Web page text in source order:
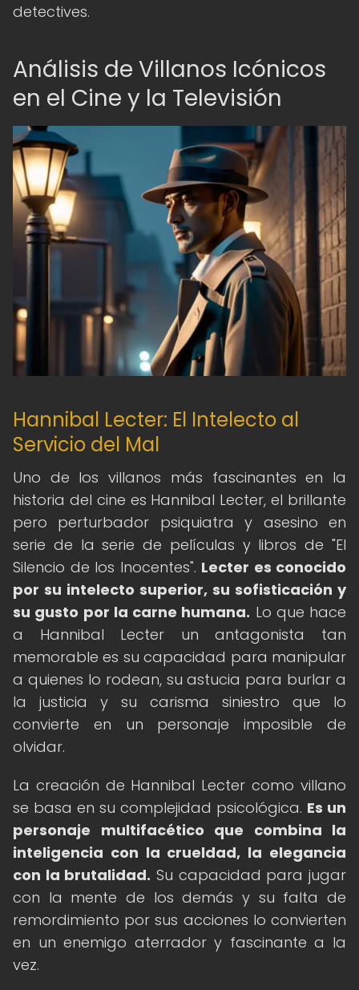
detectives.
Análisis de Villanos Icónicos
en el Cine y la Televisión
Hannibal Lecter: El Intelecto al
Servicio del Mal
Uno de los villanos más fascinantes en la
historia del cine es Hannibal Lecter, el brillante
pero perturbador psiquiatra y asesino en
serie de la serie de películas y libros de "El
Silencio de los Inocentes". Lecter es conocido
por su intelecto superior, su sofisticación y
su gusto por la carne humana. Lo que hace
a Hannibal Lecter un antagonista tan
memorable es su capacidad para manipular
a quienes lo rodean, su astucia para burlar a
la justicia y su carisma siniestro que lo
convierte en un personaje imposible de
olvidar.
La creación de Hannibal Lecter como villano
se basa en su complejidad psicológica. Es un
personaje multifacético que combina la
inteligencia con la crueldad, la elegancia
con la brutalidad. Su capacidad para jugar
con la mente de los demás y su falta de
remordimiento por sus acciones lo convierten
en un enemigo aterrador y fascinante a la
vez.